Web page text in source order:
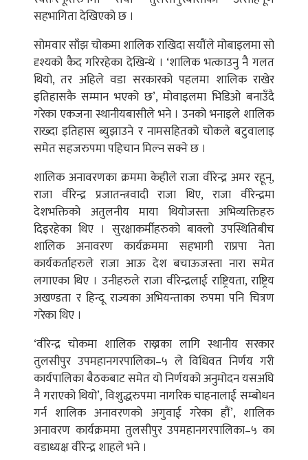
सहभागिता देखिएको छ ।
सोमवार साँझ चोकमा शालिक राखिदा सयौंले मोबाइलमा सो
दृश्यको कैद गरिरहेका देखिन्थे । ‘शालिक भत्काउनु नै गलत
थियो, तर अहिले वडा सरकारको पहलमा शालिक राखेर
इतिहासकै सम्मान भएको छ’, मोवाइलमा भिडिओ बनाउँदै
गरेका एकजना स्थानीयबासीले भने । उनको भनाइले शालिक
राख्दा इतिहास ब्युझाउने र नामसहितको चोकले बटुवालाइ
समेत सहजरुपमा पहिचान मिल्न सक्ने छ ।
शालिक अनावरणका क्रममा केहीले राजा वीरेन्द्र अमर रहून्,
राजा वीरेन्द्र प्रजातन्त्रवादी राजा थिए, राजा वीरेन्द्रमा
देशभक्तिको अतुलनीय माया थियोजस्ता अभिव्यक्तिहरु
दिइरहेका थिए । सुरक्षाकर्मीहरुको बाक्लो उपस्थितिबीच
शालिक अनावरण कार्यक्रममा सहभागी राप्रपा नेता
कार्यकर्ताहरुले राजा आऊ देश बचाऊजस्ता नारा समेत
लगाएका थिए । उनीहरुले राजा वीरेन्द्रलाई राष्ट्रियता, राष्ट्रिय
अखण्डता र हिन्दू राज्यका अभियन्ताका रुपमा पनि चित्रण
गरेका थिए ।
‘वीरेन्द्र चोकमा शालिक राख्नका लागि स्थानीय सरकार
तुलसीपुर उपमहानगरपालिका–५ ले विधिवत निर्णय गरी
कार्यपालिका बैठकबाट समेत यो निर्णयको अनुमोदन यसअघि
नै गराएको थियो’, विशुद्धरुपमा नागरिक चाहनालाई सम्बोधन
गर्न शालिक अनावरणको अगुवाई गरेका हौं’, शालिक
अनावरण कार्यक्रममा तुलसीपुर उपमहानगरपालिका–५ का
वडाध्यक्ष वीरेन्द्र शाहले भने ।